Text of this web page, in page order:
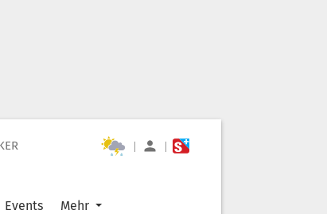
| |
Events Mehr